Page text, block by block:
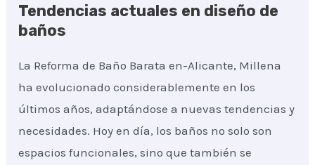
Tendencias actuales en diseño de
baños
La Reforma de Baño Barata en-Alicante, Millena
ha evolucionado considerablemente en los
últimos años, adaptándose a nuevas tendencias y
necesidades. Hoy en día, los baños no solo son
espacios funcionales, sino que también se